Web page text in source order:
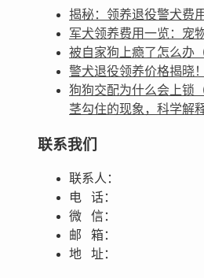
揭秘：领养退役警犬费
军犬领养费用一览：宠
被自家狗上瘾了怎么办
警犬退役领养价格揭晓
狗狗交配为什么会上锁
茎勾住的现象，科学解释
联系我们
联系人：
电 话：
微 信：
邮 箱：
地 址：